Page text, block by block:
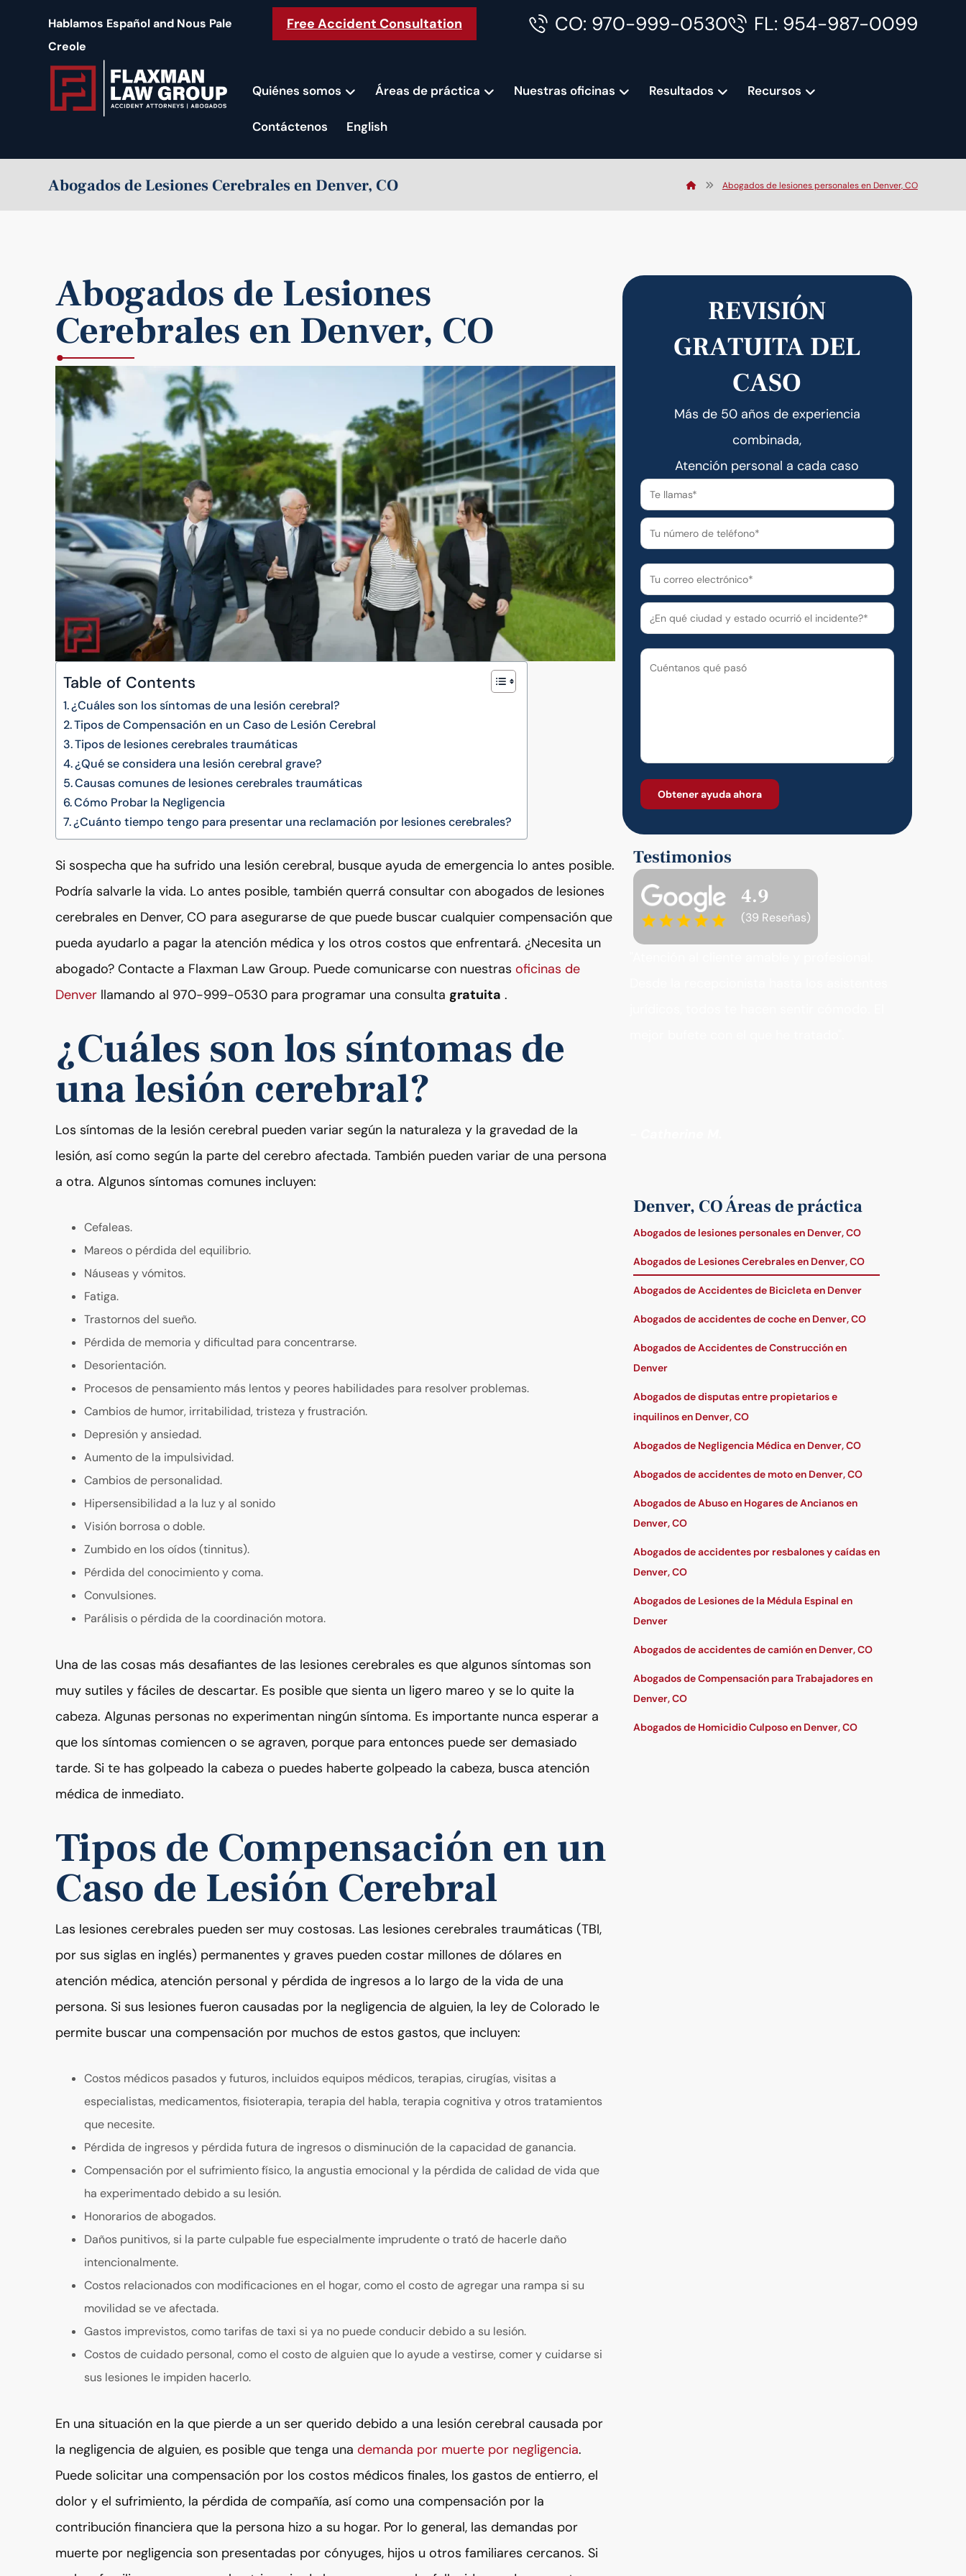
Hablamos Español and Nous Pale
Creole
Free Accident Consultation CO: 970-999-0530 FL: 954-987-0099
Quiénes somos Áreas de práctica Nuestras oficinas Resultados Recursos
Contáctenos English
Abogados de Lesiones Cerebrales en Denver, CO Abogados de lesiones personales en Denver, CO
Abogados de Lesiones
Cerebrales en Denver, CO
Table of Contents
¿Cuáles son los síntomas de una lesión cerebral?
Tipos de Compensación en un Caso de Lesión Cerebral
Tipos de lesiones cerebrales traumáticas
¿Qué se considera una lesión cerebral grave?
Causas comunes de lesiones cerebrales traumáticas
Cómo Probar la Negligencia
¿Cuánto tiempo tengo para presentar una reclamación por lesiones cerebrales?
Si sospecha que ha sufrido una lesión cerebral, busque ayuda de emergencia lo antes posible.
Podría salvarle la vida. Lo antes posible, también querrá consultar con abogados de lesiones
cerebrales en Denver, CO para asegurarse de que puede buscar cualquier compensación que
pueda ayudarlo a pagar la atención médica y los otros costos que enfrentará. ¿Necesita un
abogado? Contacte a Flaxman Law Group. Puede comunicarse con nuestrasoficinas de
Denver llamando al 970-999-0530 para programar una consulta gratuita .
¿Cuáles son los síntomas de
una lesión cerebral?
Los síntomas de la lesión cerebral pueden variar según la naturaleza y la gravedad de la
lesión, así como según la parte del cerebro afectada. También pueden variar de una persona
a otra. Algunos síntomas comunes incluyen:
Cefaleas.
Mareos o pérdida del equilibrio.
Náuseas y vómitos.
Fatiga.
Trastornos del sueño.
Pérdida de memoria y dificultad para concentrarse.
Desorientación.
Procesos de pensamiento más lentos y peores habilidades para resolver problemas.
Cambios de humor, irritabilidad, tristeza y frustración.
Depresión y ansiedad.
Aumento de la impulsividad.
Cambios de personalidad.
Hipersensibilidad a la luz y al sonido
Visión borrosa o doble.
Zumbido en los oídos (tinnitus).
Pérdida del conocimiento y coma.
Convulsiones.
Parálisis o pérdida de la coordinación motora.
Una de las cosas más desafiantes de las lesiones cerebrales es que algunos síntomas son
muy sutiles y fáciles de descartar. Es posible que sienta un ligero mareo y se lo quite la
cabeza. Algunas personas no experimentan ningún síntoma. Es importante nunca esperar a
que los síntomas comiencen o se agraven, porque para entonces puede ser demasiado
tarde. Si te has golpeado la cabeza o puedes haberte golpeado la cabeza, busca atención
médica de inmediato.
Tipos de Compensación en un
Caso de Lesión Cerebral
Las lesiones cerebrales pueden ser muy costosas. Las lesiones cerebrales traumáticas (TBI,
por sus siglas en inglés) permanentes y graves pueden costar millones de dólares en
atención médica, atención personal y pérdida de ingresos a lo largo de la vida de una
persona. Si sus lesiones fueron causadas por la negligencia de alguien, la ley de Colorado le
permite buscar una compensación por muchos de estos gastos, que incluyen:
Costos médicos pasados y futuros, incluidos equipos médicos, terapias, cirugías, visitas a
especialistas, medicamentos, fisioterapia, terapia del habla, terapia cognitiva y otros tratamientos
que necesite.
Pérdida de ingresos y pérdida futura de ingresos o disminución de la capacidad de ganancia.
Compensación por el sufrimiento físico, la angustia emocional y la pérdida de calidad de vida que
ha experimentado debido a su lesión.
Honorarios de abogados.
Daños punitivos, si la parte culpable fue especialmente imprudente o trató de hacerle daño
intencionalmente.
Costos relacionados con modificaciones en el hogar, como el costo de agregar una rampa si su
movilidad se ve afectada.
Gastos imprevistos, como tarifas de taxi si ya no puede conducir debido a su lesión.
Costos de cuidado personal, como el costo de alguien que lo ayude a vestirse, comer y cuidarse si
sus lesiones le impiden hacerlo.
En una situación en la que pierde a un ser querido debido a una lesión cerebral causada por
la negligencia de alguien, es posible que tenga unademanda por muerte por negligencia.
Puede solicitar una compensación por los costos médicos finales, los gastos de entierro, el
dolor y el sufrimiento, la pérdida de compañía, así como una compensación por la
contribución financiera que la persona hizo a su hogar. Por lo general, las demandas por
muerte por negligencia son presentadas por cónyuges, hijos u otros familiares cercanos. Si
REVISIÓN
GRATUITA DEL
CASO
Más de 50 años de experiencia
combinada,
Atención personal a cada caso
Testimonios
4.9
(39 Reseñas)
Denver, CO Áreas de práctica
Abogados de lesiones personales en Denver, CO
Abogados de Lesiones Cerebrales en Denver, CO
Abogados de Accidentes de Bicicleta en Denver
Abogados de accidentes de coche en Denver, CO
Abogados de Accidentes de Construcción en
Denver
Abogados de disputas entre propietarios e
inquilinos en Denver, CO
Abogados de Negligencia Médica en Denver, CO
Abogados de accidentes de moto en Denver, CO
Abogados de Abuso en Hogares de Ancianos en
Denver, CO
Abogados de accidentes por resbalones y caídas en
Denver, CO
Abogados de Lesiones de la Médula Espinal en
Denver
Abogados de accidentes de camión en Denver, CO
Abogados de Compensación para Trabajadores en
Denver, CO
Abogados de Homicidio Culposo en Denver, CO